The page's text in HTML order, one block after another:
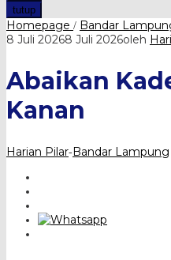
tutup
Homepage / Bandar
8 Juli 20268 Juli 2026oleh
Abaikan
Kanan
Harian Pilar-Bandar Lampung